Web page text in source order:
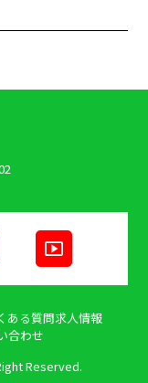
ある質問求人情報
合わせ
Reserved.